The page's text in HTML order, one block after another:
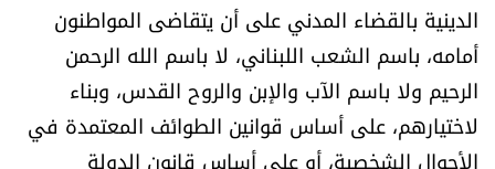
الدينية بالقضاء المدني على أن يتقاضى المواطنون
أمامه، باسم الشعب اللبناني، لا باسم الله الرحمن
الرحيم ولا باسم الآب والإبن والروح القدس، وبناء
لاختيارهم، على أساس قوانين الطوائف المعتمدة في